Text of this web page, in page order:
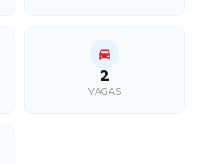
2
VAGAS